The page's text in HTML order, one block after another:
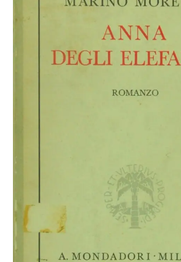
Moretti